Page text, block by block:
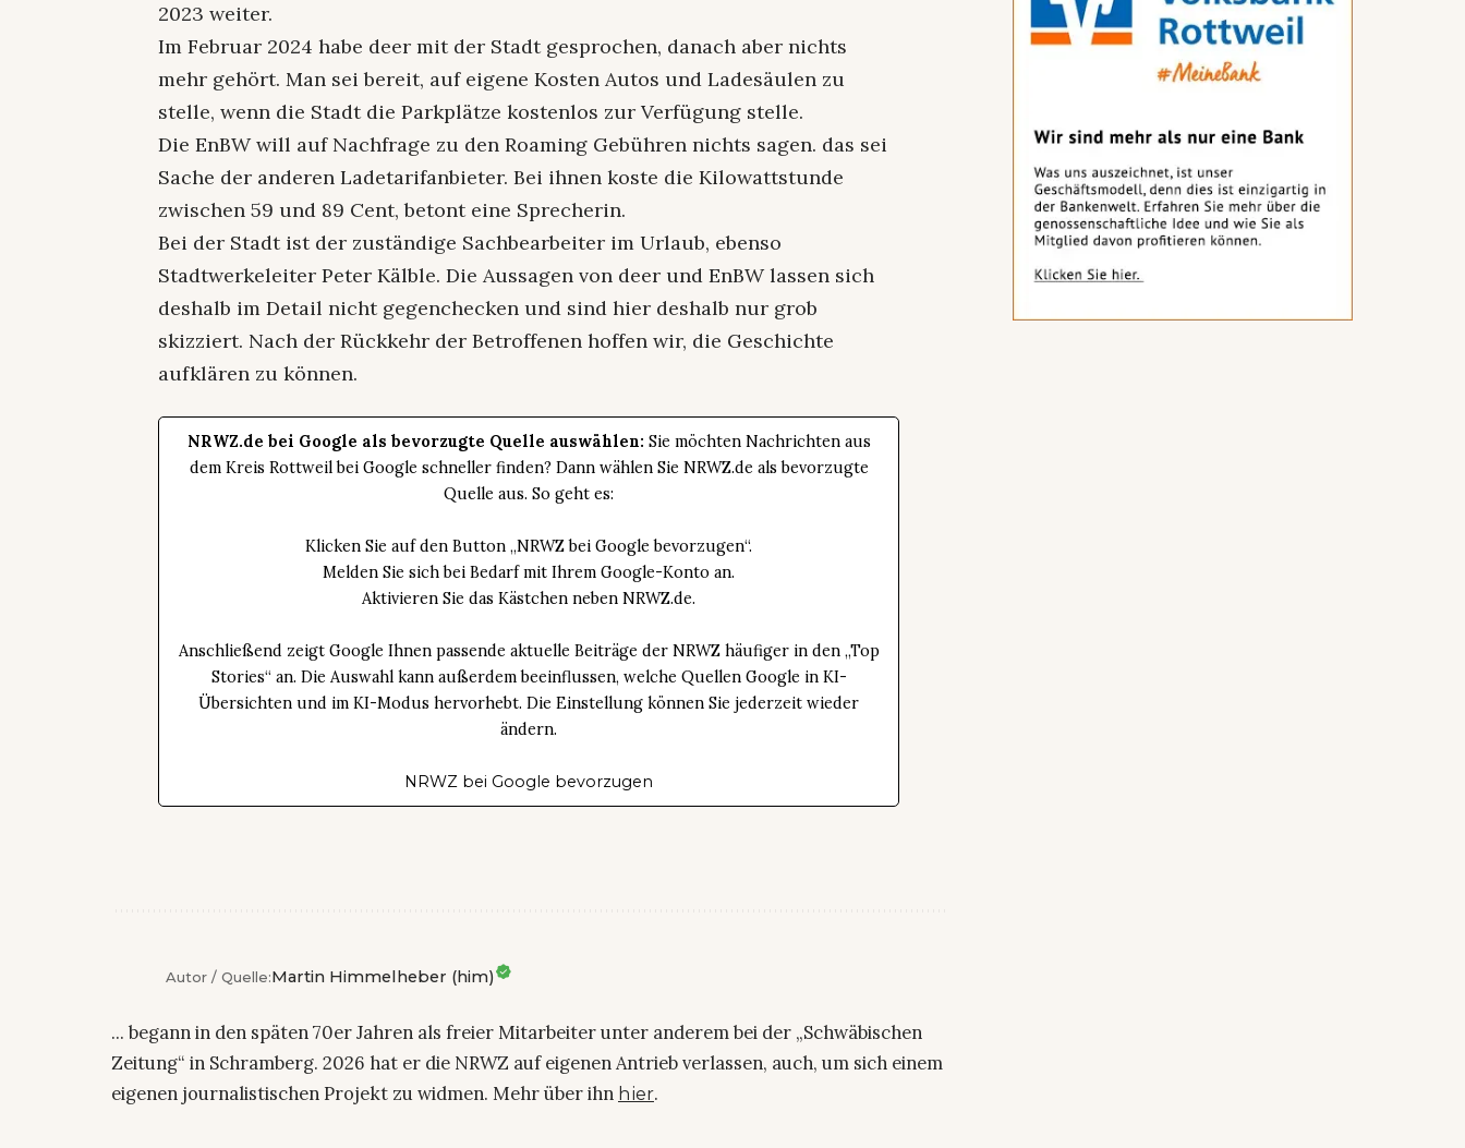
2023 weiter.
Im Februar 2024 habe deer mit der Stadt gesprochen, danach aber nichts
mehr gehört. Man sei bereit, auf eigene Kosten Autos und Ladesäulen zu
stelle, wenn die Stadt die Parkplätze kostenlos zur Verfügung stelle.
Die EnBW will auf Nachfrage zu den Roaming Gebühren nichts sagen. das sei
Sache der anderen Ladetarifanbieter. Bei ihnen koste die Kilowattstunde
zwischen 59 und 89 Cent, betont eine Sprecherin.
Bei der Stadt ist der zuständige Sachbearbeiter im Urlaub, ebenso
Stadtwerkeleiter Peter Kälble. Die Aussagen von deer und EnBW lassen sich
deshalb im Detail nicht gegenchecken und sind hier deshalb nur grob
skizziert. Nach der Rückkehr der Betroffenen hoffen wir, die Geschichte
aufklären zu können.
NRWZ.de bei Google als bevorzugte Quelle auswählen: Sie möchten Nachrichten aus
dem Kreis Rottweil bei Google schneller finden? Dann wählen Sie NRWZ.de als bevorzugte
Quelle aus. So geht es:
Klicken Sie auf den Button „NRWZ bei Google bevorzugen“.
Melden Sie sich bei Bedarf mit Ihrem Google-Konto an.
Aktivieren Sie das Kästchen neben NRWZ.de.
Anschließend zeigt Google Ihnen passende aktuelle Beiträge der NRWZ häufiger in den „Top
Stories“ an. Die Auswahl kann außerdem beeinflussen, welche Quellen Google in KI-
Übersichten und im KI-Modus hervorhebt. Die Einstellung können Sie jederzeit wieder
ändern.
NRWZ bei Google bevorzugen
Autor / Quelle:Martin Himmelheber (him)
... begann in den späten 70er Jahren als freier Mitarbeiter unter anderem bei der „Schwäbischen
Zeitung“ in Schramberg. 2026 hat er die NRWZ auf eigenen Antrieb verlassen, auch, um sich einem
eigenen journalistischen Projekt zu widmen. Mehr über ihn hier.